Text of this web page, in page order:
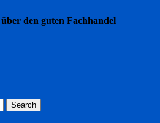
den guten Fachhandel